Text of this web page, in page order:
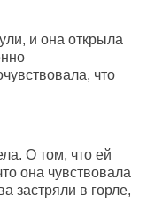
и она открыла
что
О том, что ей
она чувствовала
застряли в горле,